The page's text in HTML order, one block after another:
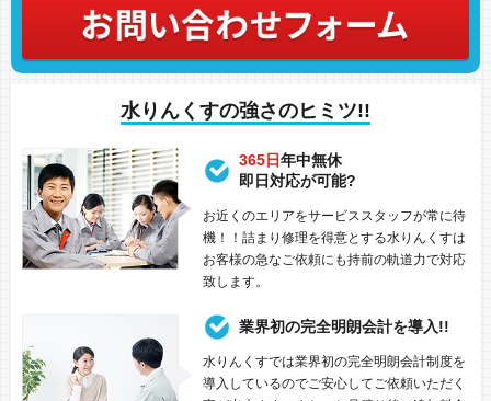
水りんくすの強さのヒミツ!!
365日年中無休
即日対応が可能?
お近くのエリアをサービススタッフが常に待
機！！詰まり修理を得意とする水りんくすは
お客様の急なご依頼にも持前の軌道力で対応
致します。
業界初の完全明朗会計を導入!!
水りんくすでは業界初の完全明朗会計制度を
導入しているのでご安心してご依頼いただく